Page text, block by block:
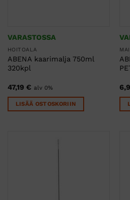
VARASTOSSA
HOITOALA
ABENA kaarimalja 750ml
320kpl
47,19 € alv 0%
LISÄÄ OSTOSKORIIN